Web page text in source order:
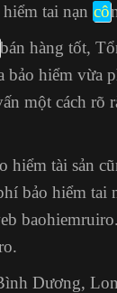
tai nạn cô
bán hàng tốt,
bảo hiểm vừa
một cách rõ
hiểm tài sản
bảo hiểm tai
Dương,